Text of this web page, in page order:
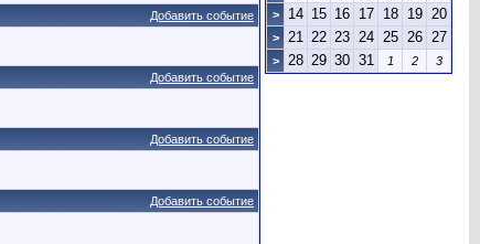
Добавить событие
Добавить событие
Добавить событие
Добавить событие
> 14 15 16 17 18 19 20
> 21 22 23 24 25 26 27
> 28 29 30 31 1 2 3